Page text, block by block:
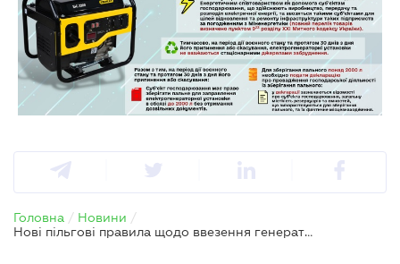
Головна / Новини /
Нові пільгові правила щодо ввезення генераторів та інших товарів — ДПС